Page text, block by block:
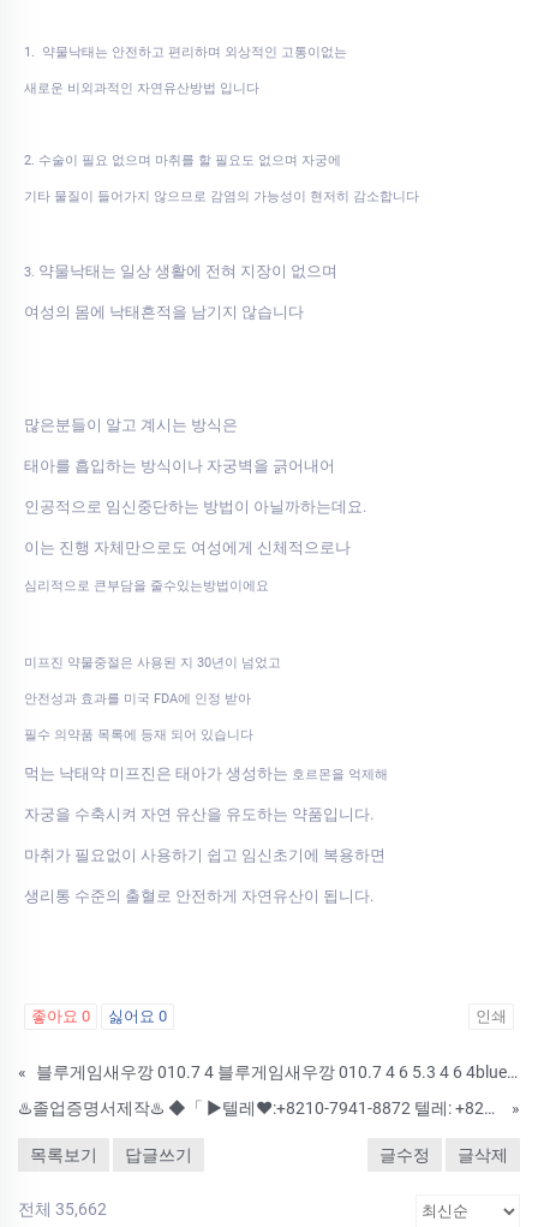
1. 약물낙태는 안전하고 편리하며 외상적인 고통이없는
새로운 비외과적인 자연유산방법 입니다
2. 수술이 필요 없으며 마취를 할 필요도 없으며 자궁에
기타 물질이 들어가지 않으므로 감염의 가능성이 현저히 감소합니다
3. 약물낙태는 일상 생활에 전혀 지장이 없으며
여성의 몸에 낙태흔적을 남기지 않습니다
많은분들이 알고 계시는 방식은
태아를 흡입하는 방식이나 자궁벽을 긁어내어
인공적으로 임신중단하는 방법이 아닐까하는데요.
이는 진행 자체만으로도 여성에게 신체적으로나
심리적으로 큰부담을 줄수있는방법이에요
미프진 약물중절은 사용된 지 30년이 넘었고
안전성과 효과를 미국 FDA에 인정 받아
필수 의약품 목록에 등재 되어 있습니다
먹는 낙태약 미프진은 태아가 생성하는 호르몬을 억제해
자궁을 수축시켜 자연 유산을 유도하는 약품입니다.
마취가 필요없이 사용하기 쉽고 임신초기에 복용하면
생리통 수준의 출혈로 안전하게 자연유산이 됩니다.
좋아요 0 싫어요 0 인쇄
«
블루게임새우깡 010.7 4 블루게임새우깡 010.7 4 6 5.3 4 6 4blue 카지노 사이트@블루게임@블루바둑이게임총판6 5.3 4 6 4blue 카지노 사이트@블루게임@블루바둑이게임총판
♨️졸업증명서제작♨️ ◆「 ▶텔레♥:+8210-7941-8872 텔레: +8210-8069-3799」◆ ♨️#기능사대리시험 #학위증명서위조업체 #주민등록증제작 #문서위조 #서류위조♨️ #영수증위조 #경력증명서위조 #국제운전면
»
목록보기 답글쓰기 글수정 글삭제
전체 35,662